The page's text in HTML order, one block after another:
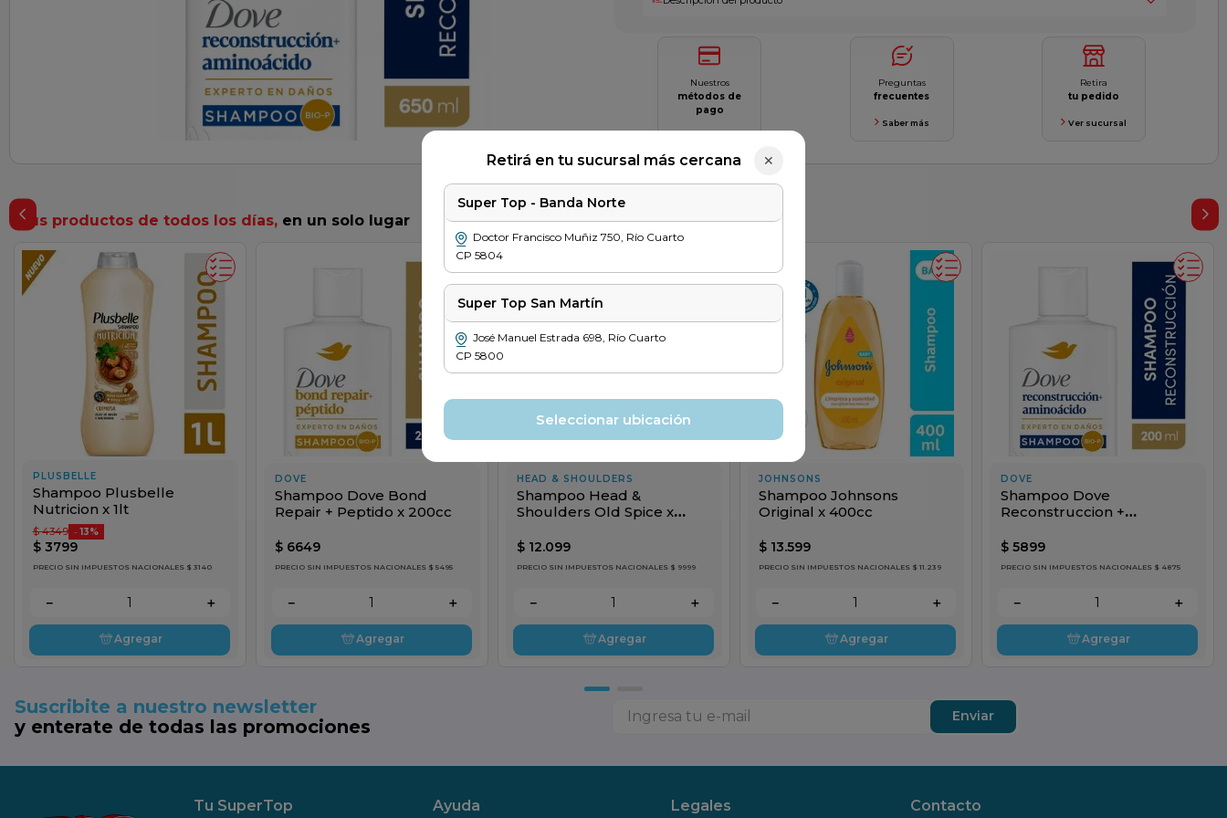
Retirá en tu sucursal más cercana ✕
Super Top - Banda Norte
Doctor Francisco Muñiz 750 Río Cuarto
CP 5804
Super Top San Martín
José Manuel Estrada 698 Río Cuarto
CP 5800
Seleccionar ubicación
Nuestros
métodos de
pago
Preguntas
frecuentes
Saber más
Retira
tu pedido
Ver sucursal
Tus productos de todos los días,en un solo lugar
PLUSBELLE
Shampoo Plusbelle
Nutricion x 1lt
$ 3799
$ 4349 -13%
PRECIO SIN IMPUESTOS NACIONALES $ 3140
＋
－
Agregar
DOVE
Shampoo Dove Bond
Repair + Peptido x 200cc
$ 6649
PRECIO SIN IMPUESTOS NACIONALES $ 5495
＋
－
Agregar
HEAD & SHOULDERS
Shampoo Head &
Shoulders Old Spice x
$ 12.099
PRECIO SIN IMPUESTOS NACIONALES $ 9999
＋
－
Agregar
JOHNSONS
Shampoo Johnsons
Original x 400cc
$ 13.599
PRECIO SIN IMPUESTOS NACIONALES $ 11.239
＋
－
Agregar
DOVE
Shampoo Dove
Reconstruccion +
$ 5899
PRECIO SIN IMPUESTOS NACIONALES $ 4875
＋
－
Agregar
Suscribite a nuestro newsletter
y enterate de todas las promociones
Enviar
Tu SuperTop Ayuda Legales Contacto